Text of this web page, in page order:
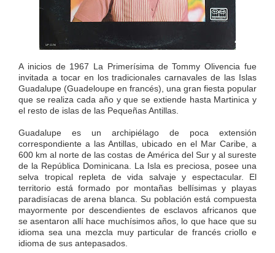
A inicios de 1967 La Primerísima de Tommy Olivencia fue
invitada a tocar en los tradicionales carnavales de las Islas
Guadalupe (Guadeloupe en francés), una gran fiesta popular
que se realiza cada año y que se extiende hasta Martinica y
el resto de islas de las Pequeñas Antillas.
Guadalupe es un archipiélago de poca extensión
correspondiente a las Antillas, ubicado en el Mar Caribe, a
600 km al norte de las costas de América del Sur y al sureste
de la República Dominicana. La Isla es preciosa, posee una
selva tropical repleta de vida salvaje y espectacular. El
territorio está formado por montañas bellísimas y playas
paradisíacas de arena blanca. Su población está compuesta
mayormente por descendientes de esclavos africanos que
se asentaron allí hace muchísimos años, lo que hace que su
idioma sea una mezcla muy particular de francés criollo e
idioma de sus antepasados.